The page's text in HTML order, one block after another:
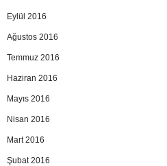
Eylül 2016
Ağustos 2016
Temmuz 2016
Haziran 2016
Mayıs 2016
Nisan 2016
Mart 2016
Şubat 2016